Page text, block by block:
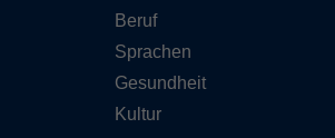
Beruf
Sprachen
Gesundheit
Kultur